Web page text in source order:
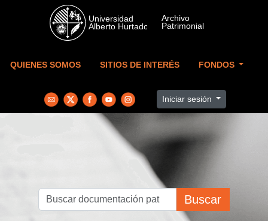
Skip to main content
QUIENES SOMOS SITIOS DE INTERÉS FONDOS
Iniciar sesión
Buscar